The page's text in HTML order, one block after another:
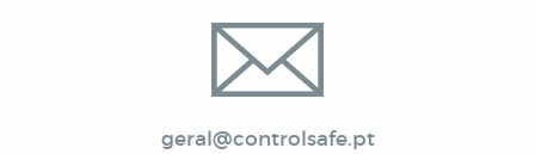
geral@controlsafe.pt